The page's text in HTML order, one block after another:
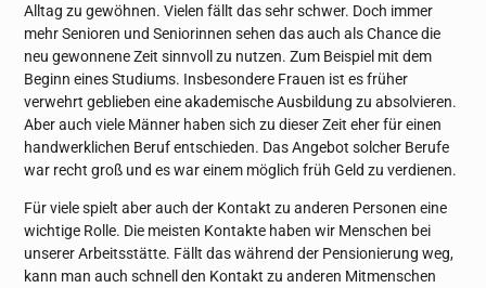
Alltag zu gewöhnen. Vielen fällt das sehr schwer. Doch immer
mehr Senioren und Seniorinnen sehen das auch als Chance die
neu gewonnene Zeit sinnvoll zu nutzen. Zum Beispiel mit dem
Beginn eines Studiums. Insbesondere Frauen ist es früher
verwehrt geblieben eine akademische Ausbildung zu absolvieren.
Aber auch viele Männer haben sich zu dieser Zeit eher für einen
handwerklichen Beruf entschieden. Das Angebot solcher Berufe
war recht groß und es war einem möglich früh Geld zu verdienen.
Für viele spielt aber auch der Kontakt zu anderen Personen eine
wichtige Rolle. Die meisten Kontakte haben wir Menschen bei
unserer Arbeitsstätte. Fällt das während der Pensionierung weg,
kann man auch schnell den Kontakt zu anderen Mitmenschen